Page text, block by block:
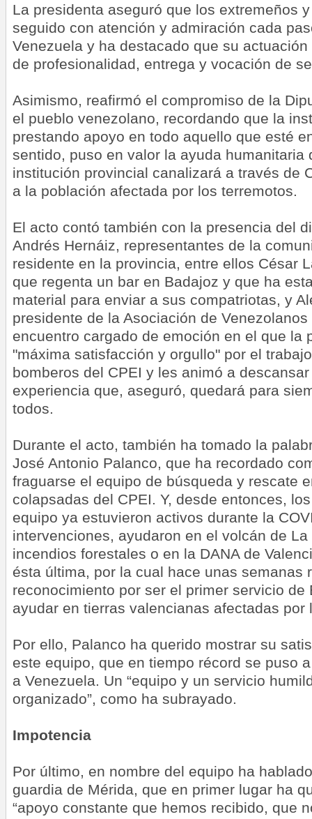
La presidenta aseguró que los extremeños
seguido con atención y admiración cada
Venezuela y ha destacado que su
de profesionalidad, entrega y vocación de
Asimismo, reafirmó el compromiso de la
el pueblo venezolano, recordando que la
prestando apoyo en todo aquello que esté
sentido, puso en valor la ayuda humanitaria
institución provincial canalizará a través de
a la población afectada por los terremotos.
El acto contó también con la presencia del
Andrés Hernáiz, representantes de la
residente en la provincia, entre ellos César
que regenta un bar en Badajoz y que ha
material para enviar a sus compatriotas, y
presidente de la Asociación de
encuentro cargado de emoción en el que la
"máxima satisfacción y orgullo" por el
bomberos del CPEI y les animó a
experiencia que, aseguró, quedará para
todos.
Durante el acto, también ha tomado la
José Antonio Palanco, que ha recordado
fraguarse el equipo de búsqueda y rescate
colapsadas del CPEI. Y, desde entonces,
equipo ya estuvieron activos durante la
intervenciones, ayudaron en el volcán de
incendios forestales o en la DANA de
ésta última, por la cual hace unas semanas
reconocimiento por ser el primer servicio de
ayudar en tierras valencianas afectadas por
Por ello, Palanco ha querido mostrar su
este equipo, que en tiempo récord se puso
a Venezuela. Un “equipo y un servicio
organizado”, como ha subrayado.
Impotencia
Por último, en nombre del equipo ha
guardia de Mérida, que en primer lugar ha
“apoyo constante que hemos recibido, que